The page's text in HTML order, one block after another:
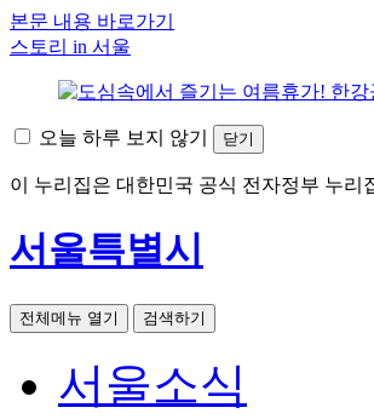
본문 내용 바로가기
스토리 in 서울
오늘 하루 보지 않기 닫기
이 누리집은 대한민국 공식 전자정부 누리
서울특별시
전체메뉴 열기 검색하기
서울소식